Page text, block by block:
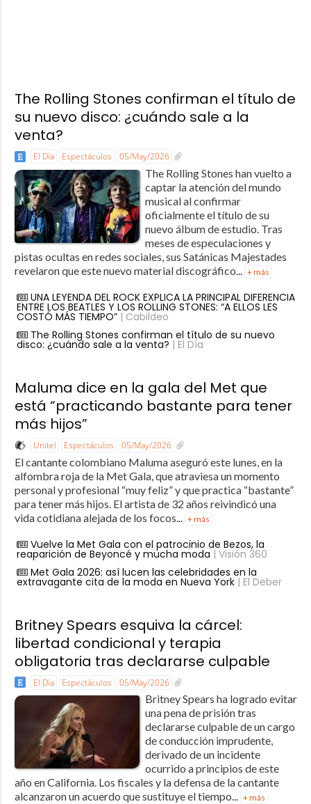
The Rolling Stones confirman el título de
su nuevo disco: ¿cuándo sale a la
venta?
El Día Espectáculos 05/May/2026
The Rolling Stones han vuelto a
captar la atención del mundo
musical al confirmar
oficialmente el título de su
nuevo álbum de estudio. Tras
meses de especulaciones y
pistas ocultas en redes sociales, sus Satánicas Majestades
revelaron que este nuevo material discográfico...
+ más
UNA LEYENDA DEL ROCK EXPLICA LA PRINCIPAL DIFERENCIA
ENTRE LOS BEATLES Y LOS ROLLING STONES: “A ELLOS LES
COSTÓ MÁS TIEMPO”| Cabildeo
The Rolling Stones confirman el título de su nuevo
disco: ¿cuándo sale a la venta? | El Día
Maluma dice en la gala del Met que
está “practicando bastante para tener
más hijos”
Unitel Espectáculos 05/May/2026
El cantante colombiano Maluma aseguró este lunes, en la
alfombra roja de la Met Gala, que atraviesa un momento
personal y profesional “muy feliz” y que practica “bastante”
para tener más hijos. El artista de 32 años reivindicó una
vida cotidiana alejada de los focos...
+ más
Vuelve la Met Gala con el patrocinio de Bezos, la
reaparición de Beyoncé y mucha moda | Visión 360
Met Gala 2026: así lucen las celebridades en la
extravagante cita de la moda en Nueva York| El Deber
Britney Spears esquiva la cárcel:
libertad condicional y terapia
obligatoria tras declararse culpable
El Día Espectáculos 05/May/2026
Britney Spears ha logrado evitar
una pena de prisión tras
declararse culpable de un cargo
de conducción imprudente,
derivado de un incidente
ocurrido a principios de este
año en California. Los fiscales y la defensa de la cantante
alcanzaron un acuerdo que sustituye el tiempo... + más